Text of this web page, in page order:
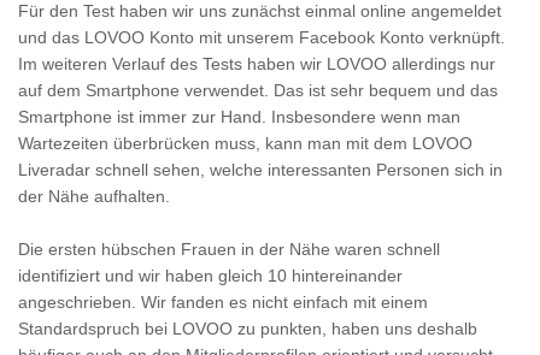
Für den Test haben wir uns zunächst einmal online angemeldet
und das LOVOO Konto mit unserem Facebook Konto verknüpft.
Im weiteren Verlauf des Tests haben wir LOVOO allerdings nur
auf dem Smartphone verwendet. Das ist sehr bequem und das
Smartphone ist immer zur Hand. Insbesondere wenn man
Wartezeiten überbrücken muss, kann man mit dem LOVOO
Liveradar schnell sehen, welche interessanten Personen sich in
der Nähe aufhalten.
Die ersten hübschen Frauen in der Nähe waren schnell
identifiziert und wir haben gleich 10 hintereinander
angeschrieben. Wir fanden es nicht einfach mit einem
Standardspruch bei LOVOO zu punkten, haben uns deshalb